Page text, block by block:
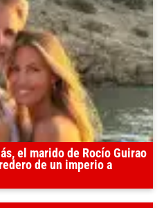
el marido de Rocío Guirao
de un imperio a